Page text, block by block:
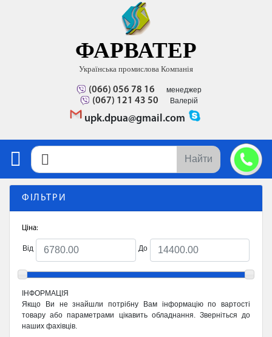
ФАРВАТЕР
Українська промислова Компанія
(066) 056 78 16 менеджер
(067) 121 43 50 Валерій
upk.dpua@gmail.com
Найти
ФІЛЬТРИ
Ціна:
Від До
ІНФОРМАЦІЯ
Якщо Ви не знайшли потрібну Вам інформацію по вартості
товару або параметрами цікавить обладнання. Зверніться до
наших фахівців.